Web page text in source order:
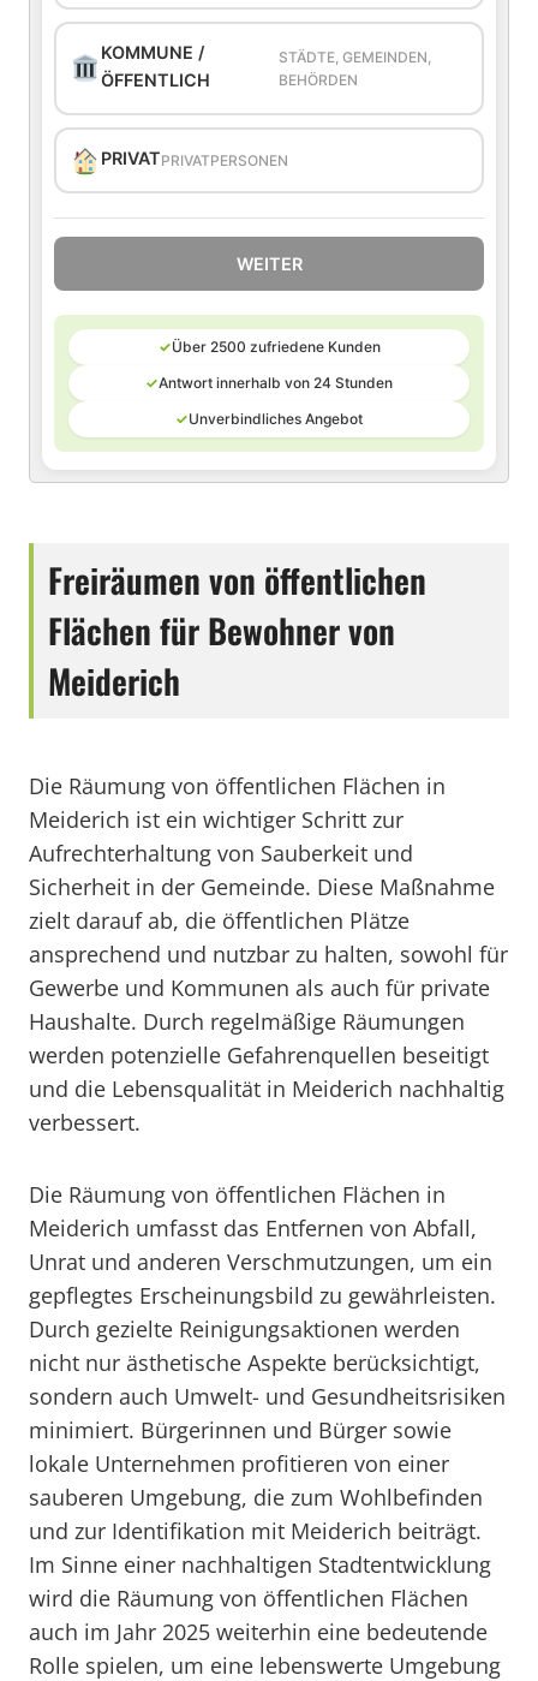
KOMMUNE /
ÖFFENTLICH
STÄDTE, GEMEINDEN,
BEHÖRDEN
PRIVATPRIVATPERSONEN
WEITER
✓Über 2500 zufriedene Kunden
✓Antwort innerhalb von 24 Stunden
✓Unverbindliches Angebot
Freiräumen von öffentlichen
Flächen für Bewohner von
Meiderich
Die Räumung von öffentlichen Flächen in
Meiderich ist ein wichtiger Schritt zur
Aufrechterhaltung von Sauberkeit und
Sicherheit in der Gemeinde. Diese Maßnahme
zielt darauf ab, die öffentlichen Plätze
ansprechend und nutzbar zu halten, sowohl für
Gewerbe und Kommunen als auch für private
Haushalte. Durch regelmäßige Räumungen
werden potenzielle Gefahrenquellen beseitigt
und die Lebensqualität in Meiderich nachhaltig
verbessert.
Die Räumung von öffentlichen Flächen in
Meiderich umfasst das Entfernen von Abfall,
Unrat und anderen Verschmutzungen, um ein
gepflegtes Erscheinungsbild zu gewährleisten.
Durch gezielte Reinigungsaktionen werden
nicht nur ästhetische Aspekte berücksichtigt,
sondern auch Umwelt- und Gesundheitsrisiken
minimiert. Bürgerinnen und Bürger sowie
lokale Unternehmen profitieren von einer
sauberen Umgebung, die zum Wohlbefinden
und zur Identifikation mit Meiderich beiträgt.
Im Sinne einer nachhaltigen Stadtentwicklung
wird die Räumung von öffentlichen Flächen
auch im Jahr 2025 weiterhin eine bedeutende
Rolle spielen, um eine lebenswerte Umgebung